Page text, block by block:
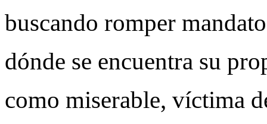
buscando romper
dónde se encuentra su
como miserable, víctima